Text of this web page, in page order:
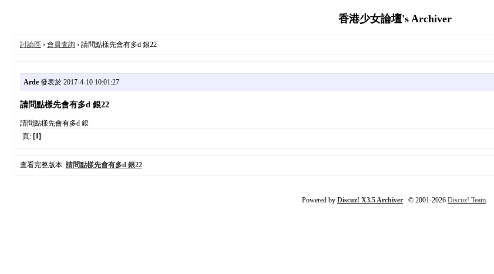
香港少女論壇's Archiver
討論區 › 會員査詢› 請問點樣先會有多d 銀22
Arde發表於 2017-4-10 10:01:27
請問點樣先會有多d 銀22
請問點樣先會有多d 銀
頁: [1]
查看完整版本: 請問點樣先會有多d 銀22
Powered by Discuz! X3.5 Archiver © 2001-2026 Discuz! Team.